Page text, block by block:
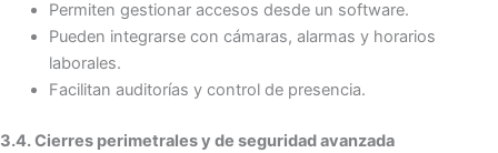
Permiten gestionar accesos desde un software.
Pueden integrarse con cámaras, alarmas y horarios
laborales.
Facilitan auditorías y control de presencia.
3.4. Cierres perimetrales y de seguridad avanzada